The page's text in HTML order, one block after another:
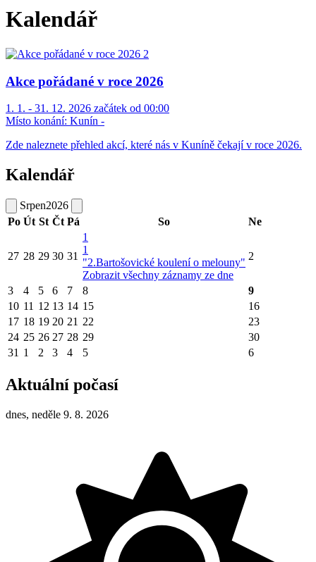
Kalendář
Akce pořádané v roce 2026
1. 1. - 31. 12. 2026 začátek od 00:00
Místo konání: Kunín -
Zde naleznete přehled akcí, které nás v Kuníně čekají v roce 2026.
Kalendář
Srpen2026
Po Út St Čt Pá So Ne
27 28 29 30 31
1
1
"2.Bartošovické koulení o melouny"
Zobrazit všechny záznamy ze dne
2
3 4 5 6 7 8
9
10 11 12 13 14 15
16
17 18 19 20 21 22
23
24 25 26 27 28 29
30
31 1 2 3 4 5 6
Aktuální počasí
dnes, neděle 9. 8. 2026